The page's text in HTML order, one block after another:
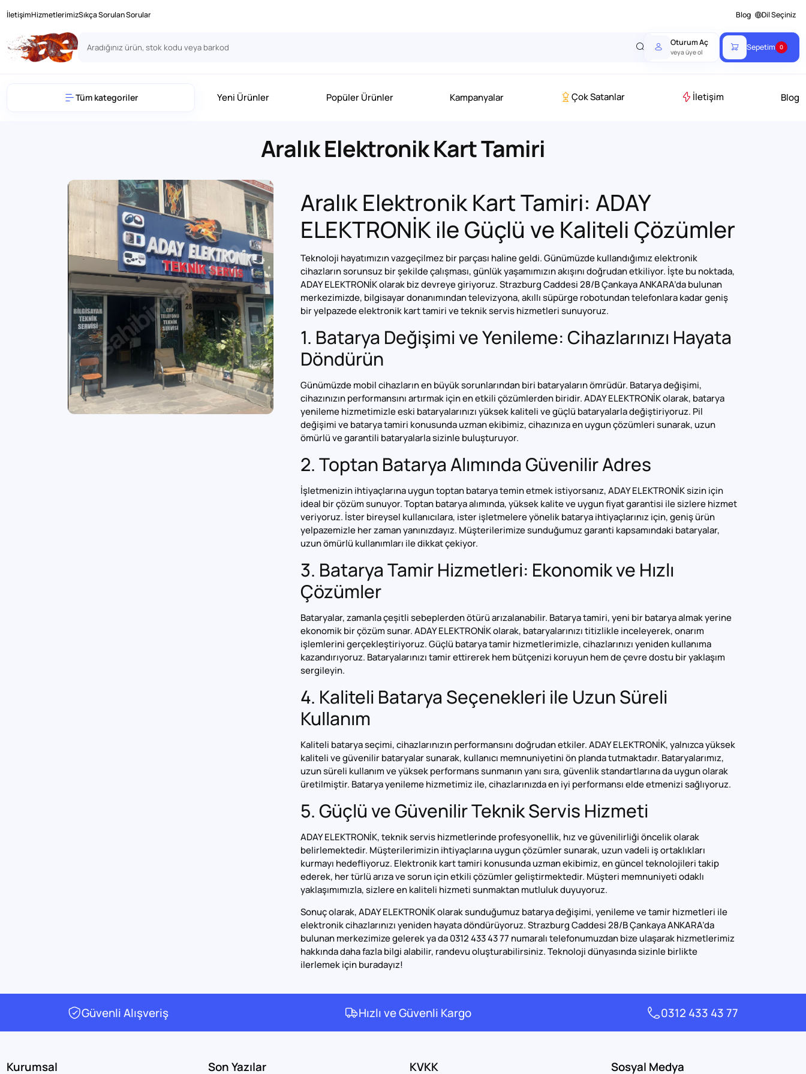
İletişimHizmetlerimizSıkça Sorulan Sorular Blog Dil Seçiniz
Oturum Aç
veya üye ol
Sepetim 0
Tüm kategoriler Yeni Ürünler Popüler Ürünler Kampanyalar Çok Satanlar İletişim Blog
Aralık Elektronik Kart Tamiri
Aralık Elektronik Kart Tamiri: ADAY
ELEKTRONİK ile Güçlü ve Kaliteli Çözümler
Teknoloji hayatımızın vazgeçilmez bir parçası haline geldi. Günümüzde kullandığımız elektronik
cihazların sorunsuz bir şekilde çalışması, günlük yaşamımızın akışını doğrudan etkiliyor. İşte bu noktada,
ADAY ELEKTRONİK olarak biz devreye giriyoruz. Strazburg Caddesi 28/B Çankaya ANKARA’da bulunan
merkezimizde, bilgisayar donanımından televizyona, akıllı süpürge robotundan telefonlara kadar geniş
bir yelpazede elektronik kart tamiri ve teknik servis hizmetleri sunuyoruz.
1. Batarya Değişimi ve Yenileme: Cihazlarınızı Hayata
Döndürün
Günümüzde mobil cihazların en büyük sorunlarından biri bataryaların ömrüdür. Batarya değişimi,
cihazınızın performansını artırmak için en etkili çözümlerden biridir. ADAY ELEKTRONİK olarak, batarya
yenileme hizmetimizle eski bataryalarınızı yüksek kaliteli ve güçlü bataryalarla değiştiriyoruz. Pil
değişimi ve batarya tamiri konusunda uzman ekibimiz, cihazınıza en uygun çözümleri sunarak, uzun
ömürlü ve garantili bataryalarla sizinle buluşturuyor.
2. Toptan Batarya Alımında Güvenilir Adres
İşletmenizin ihtiyaçlarına uygun toptan batarya temin etmek istiyorsanız, ADAY ELEKTRONİK sizin için
ideal bir çözüm sunuyor. Toptan batarya alımında, yüksek kalite ve uygun fiyat garantisi ile sizlere hizmet
veriyoruz. İster bireysel kullanıcılara, ister işletmelere yönelik batarya ihtiyaçlarınız için, geniş ürün
yelpazemizle her zaman yanınızdayız. Müşterilerimize sunduğumuz garanti kapsamındaki bataryalar,
uzun ömürlü kullanımları ile dikkat çekiyor.
3. Batarya Tamir Hizmetleri: Ekonomik ve Hızlı
Çözümler
Bataryalar, zamanla çeşitli sebeplerden ötürü arızalanabilir. Batarya tamiri, yeni bir batarya almak yerine
ekonomik bir çözüm sunar. ADAY ELEKTRONİK olarak, bataryalarınızı titizlikle inceleyerek, onarım
işlemlerini gerçekleştiriyoruz. Güçlü batarya tamir hizmetlerimizle, cihazlarınızı yeniden kullanıma
kazandırıyoruz. Bataryalarınızı tamir ettirerek hem bütçenizi koruyun hem de çevre dostu bir yaklaşım
sergileyin.
4. Kaliteli Batarya Seçenekleri ile Uzun Süreli
Kullanım
Kaliteli batarya seçimi, cihazlarınızın performansını doğrudan etkiler. ADAY ELEKTRONİK, yalnızca yüksek
kaliteli ve güvenilir bataryalar sunarak, kullanıcı memnuniyetini ön planda tutmaktadır. Bataryalarımız,
uzun süreli kullanım ve yüksek performans sunmanın yanı sıra, güvenlik standartlarına da uygun olarak
üretilmiştir. Batarya yenileme hizmetimiz ile, cihazlarınızda en iyi performansı elde etmenizi sağlıyoruz.
5. Güçlü ve Güvenilir Teknik Servis Hizmeti
ADAY ELEKTRONİK, teknik servis hizmetlerinde profesyonellik, hız ve güvenilirliği öncelik olarak
belirlemektedir. Müşterilerimizin ihtiyaçlarına uygun çözümler sunarak, uzun vadeli iş ortaklıkları
kurmayı hedefliyoruz. Elektronik kart tamiri konusunda uzman ekibimiz, en güncel teknolojileri takip
ederek, her türlü arıza ve sorun için etkili çözümler geliştirmektedir. Müşteri memnuniyeti odaklı
yaklaşımımızla, sizlere en kaliteli hizmeti sunmaktan mutluluk duyuyoruz.
Sonuç olarak, ADAY ELEKTRONİK olarak sunduğumuz batarya değişimi, yenileme ve tamir hizmetleri ile
elektronik cihazlarınızı yeniden hayata döndürüyoruz. Strazburg Caddesi 28/B Çankaya ANKARA’da
bulunan merkezimize gelerek ya da 0312 433 43 77 numaralı telefonumuzdan bize ulaşarak hizmetlerimiz
hakkında daha fazla bilgi alabilir, randevu oluşturabilirsiniz. Teknoloji dünyasında sizinle birlikte
ilerlemek için buradayız!
Güvenli Alışveriş Hızlı ve Güvenli Kargo 0312 433 43 77
Kurumsal Son Yazılar KVKK Sosyal Medya